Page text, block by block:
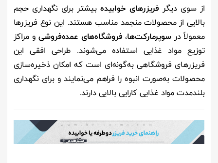
از سوی دیگر فریزرهای خوابیده بیشتر برای نگهداری حجم
بالایی از محصولات منجمد مناسب هستند. این نوع فریزرها
معمولاً در سوپرمارکت‌ها، فروشگاه‌های عمده‌فروشیو مراکز
توزیع مواد غذایی استفاده می‌شوند. طراحی افقی این
فریزرهای فروشگاهی به‌گونه‌ای است که امکان ذخیره‌سازی
محصولات به‌صورت انبوه را فراهم می‌نمایند و برای نگهداری
بلندمدت مواد غذایی کارایی بالایی دارند.